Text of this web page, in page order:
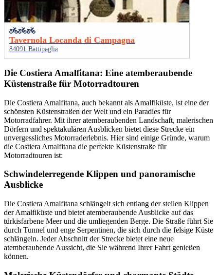
Tavernola Locanda di Campagna
84091 Battipaglia
Die Costiera Amalfitana: Eine atemberaubende
Küstenstraße für Motorradtouren
Die Costiera Amalfitana, auch bekannt als Amalfiküste, ist eine der
schönsten Küstenstraßen der Welt und ein Paradies für
Motorradfahrer. Mit ihrer atemberaubenden Landschaft, malerischen
Dörfern und spektakulären Ausblicken bietet diese Strecke ein
unvergessliches Motorraderlebnis. Hier sind einige Gründe, warum
die Costiera Amalfitana die perfekte Küstenstraße für
Motorradtouren ist:
Schwindelerregende Klippen und panoramische
Ausblicke
Die Costiera Amalfitana schlängelt sich entlang der steilen Klippen
der Amalfiküste und bietet atemberaubende Ausblicke auf das
türkisfarbene Meer und die umliegenden Berge. Die Straße führt Sie
durch Tunnel und enge Serpentinen, die sich durch die felsige Küste
schlängeln. Jeder Abschnitt der Strecke bietet eine neue
atemberaubende Aussicht, die Sie während Ihrer Fahrt genießen
können.